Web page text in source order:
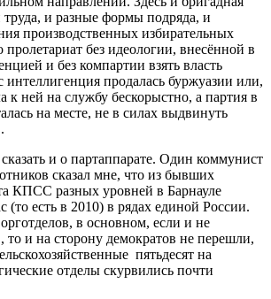
и разные формы подряда, и
производственных избирательных
пролетариат без идеологии, внесённой в
и без компартии взять власть
интеллигенция продалась буржуазии или,
к ней на службу бескорыстно, а партия в
на месте, не в силах выдвинуть
и о партаппарате. Один коммунист
сказал мне, что из бывших
КПСС разных уровней в Барнауле
(то есть в 2010) в рядах единой России.
в основном, если и не
и на сторону демократов не перешли,
пятьдесят на
отделы скурвились почти